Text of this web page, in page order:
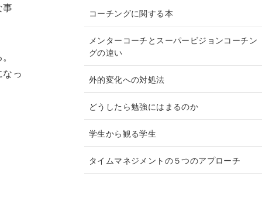
事
っ
コーチングに関する本
メンターコーチとスーパービジョンコーチン
グの違い
外的変化への対処法
どうしたら勉強にはまるのか
学生から観る学生
タイムマネジメントの５つのアプローチ